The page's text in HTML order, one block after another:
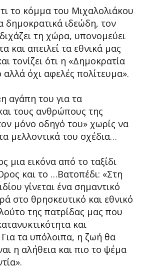
το κόμμα του Μιχαλολιάκου
δημοκρατικά ιδεώδη, τον
τη χώρα, υπονομεύει
και απειλεί τα εθνικά μας
τονίζει ότι η «Δημοκρατία
αλλά όχι αφελές πολίτευμα».
αγάπη του για τα
τους ανθρώπους της
μόνο οδηγό του» χωρίς να
μελλοντικά του σχέδια…
μια εικόνα από το ταξίδι
και το …Βατοπέδι: «Στη
γίνεται ένα σημαντικό
στο θρησκευτικό και εθνικό
της πατρίδας μας που
και
τα υπόλοιπα, η ζωή θα
η αλήθεια και πιο το ψέμα